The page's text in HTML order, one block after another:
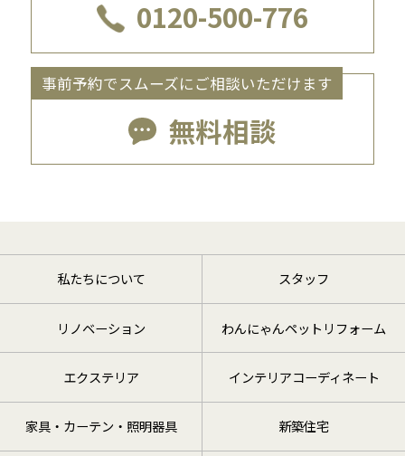
0120-500-776
事前予約でスムーズにご相談いただけます
無料相談
私たちについて スタッフ
リノベーション わんにゃんペットリフォーム
エクステリア インテリアコーディネート
家具・カーテン・照明器具 新築住宅